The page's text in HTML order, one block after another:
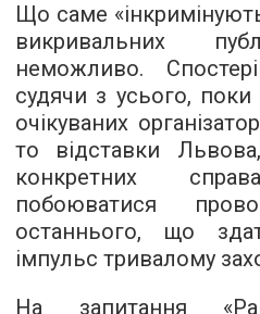
Що саме
викривальних
неможливо.
судячи з усього,
очікуваних
то відставки
конкретних
побоюватися
останнього, що
імпульс тривалому
На запитання